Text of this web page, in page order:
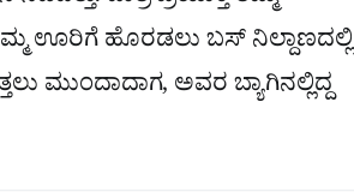
ಊರಿಗೆ ಹೊರಡಲು ಬಸ್ ನಿಲ್ದಾಣದಲ್ಲಿ
ಮುಂದಾದಾಗ, ಅವರ ಬ್ಯಾಗಿನಲ್ಲಿದ್ದ